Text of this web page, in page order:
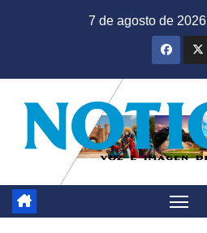
7 de agosto de 2026